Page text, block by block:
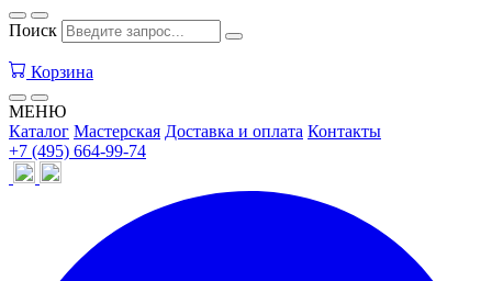
Поиск
Корзина
МЕНЮ
Каталог Мастерская Доставка и оплата Контакты
+7 (495) 664-99-74